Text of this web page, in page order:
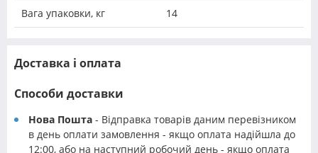
Вага упаковки, кг 14
Доставка і оплата
Способи доставки
Нова Пошта - Відправка товарів даним перевізником
в день оплати замовлення - якщо оплата надійшла до
12:00, або на наступний робочий день - якщо оплата